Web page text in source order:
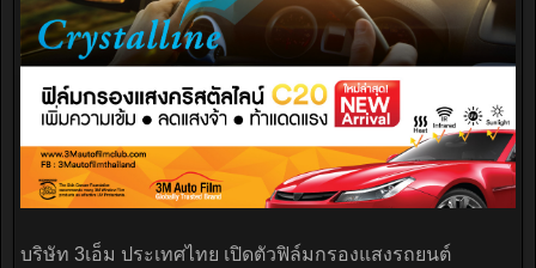
บริษัท 3เอ็ม ประเทศไทย เปิดตัวฟิล์มกรองแสงรถยนต์